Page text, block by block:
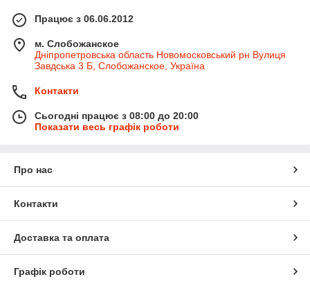
Працює з 06.06.2012
м. Слобожанское
Дніпропетровська область Новомосковський рн Вулиця
Завдська 3 Б, Слобожанское, Україна
Контакти
Сьогодні працює з 08:00 до 20:00
Показати весь графік роботи
Про нас
Контакти
Доставка та оплата
Графік роботи